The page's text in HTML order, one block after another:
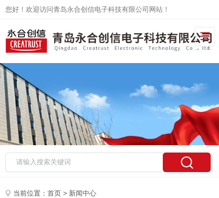
您好！欢迎访问青岛永合创信电子科技有限公司网站！
当前位置：首页 > 新闻中心